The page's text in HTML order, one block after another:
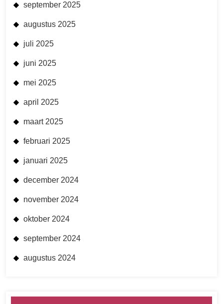
september 2025
augustus 2025
juli 2025
juni 2025
mei 2025
april 2025
maart 2025
februari 2025
januari 2025
december 2024
november 2024
oktober 2024
september 2024
augustus 2024